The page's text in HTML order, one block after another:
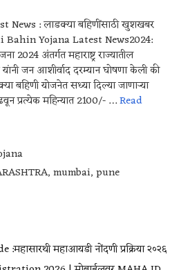
: लाडक्या बहिणींसाठी खुशखबर
Bahin Yojana​ Latest News2024:
2024 अंतर्गत महाराष्ट्र राज्यातील
जन आशीर्वाद दरम्यान घोषणा केली की
बहिणी योजनेत सध्या दिल्या जाणाऱ्या
प्रत्येक महिन्यात 2100/- …Read
,mumbai,pune
महाआयडी नोंदणी प्रक्रिया २०२६